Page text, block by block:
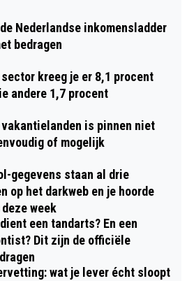
Nederlandse inkomensladder
bedragen
kreeg je er 8,1 procent
andere 1,7 procent
vakantielanden is pinnen niet
of mogelijk
gegevens staan al drie
op het darkweb en je hoorde
week
een tandarts? En een
Dit zijn de officiële
wat je lever écht sloopt